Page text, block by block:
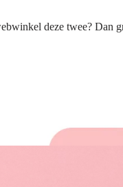
deze twee? Dan